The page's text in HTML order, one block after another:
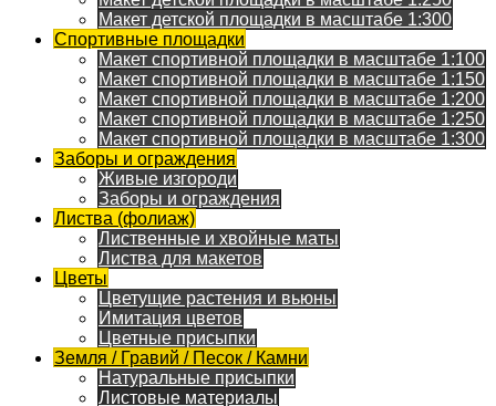
Макет детской площадки в масштабе 1:300
Спортивные площадки
Макет спортивной площадки в масштабе 1:100
Макет спортивной площадки в масштабе 1:150
Макет спортивной площадки в масштабе 1:200
Макет спортивной площадки в масштабе 1:250
Макет спортивной площадки в масштабе 1:300
Заборы и ограждения
Живые изгороди
Заборы и ограждения
Листва (фолиаж)
Лиственные и хвойные маты
Листва для макетов
Цветы
Цветущие растения и вьюны
Имитация цветов
Цветные присыпки
Земля / Гравий / Песок / Камни
Натуральные присыпки
Листовые материалы